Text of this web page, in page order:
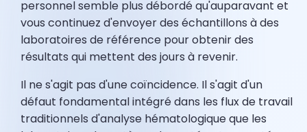
personnel semble plus débordé qu'auparavant et
vous continuez d'envoyer des échantillons à des
laboratoires de référence pour obtenir des
résultats qui mettent des jours à revenir.
Il ne s'agit pas d'une coïncidence. Il s'agit d'un
défaut fondamental intégré dans les flux de travail
traditionnels d'analyse hématologique que les